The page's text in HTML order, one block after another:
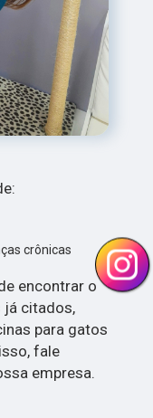
crônicas
encontrar o
já citados,
para gatos
fale
empresa.